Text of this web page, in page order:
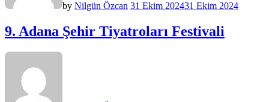
by Nilgün Özcan 31 Ekim 202431 Ekim 2024
9. Adana Şehir Tiyatroları Festivali